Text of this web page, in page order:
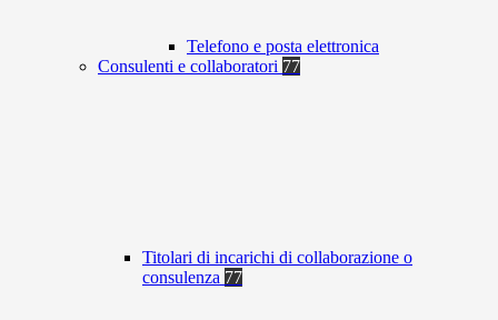
Telefono e posta elettronica
Consulenti e collaboratori 77
Titolari di incarichi di collaborazione o
consulenza 77